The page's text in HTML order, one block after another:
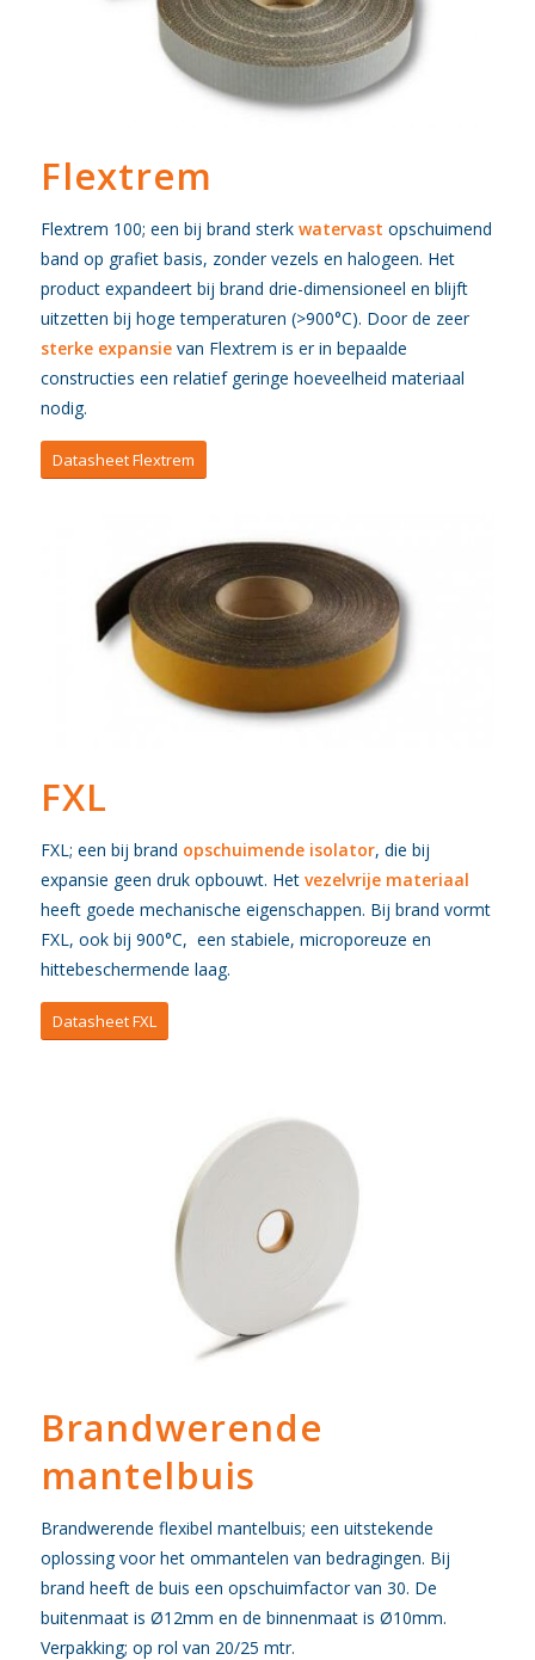
Flextrem
Flextrem 100; een bij brand sterk watervast opschuimend
band op grafiet basis, zonder vezels en halogeen. Het
product expandeert bij brand drie-dimensioneel en blijft
uitzetten bij hoge temperaturen (>900°C). Door de zeer
sterke expansievan Flextrem is er in bepaalde
constructies een relatief geringe hoeveelheid materiaal
nodig.
Datasheet Flextrem
FXL
FXL; een bij brand opschuimende isolator, die bij
expansie geen druk opbouwt. Het vezelvrije materiaal
heeft goede mechanische eigenschappen. Bij brand vormt
FXL, ook bij 900°C, een stabiele, microporeuze en
hittebeschermende laag.
Datasheet FXL
Brandwerende
mantelbuis
Brandwerende flexibel mantelbuis; een uitstekende
oplossing voor het ommantelen van bedragingen. Bij
brand heeft de buis een opschuimfactor van 30. De
buitenmaat is Ø12mm en de binnenmaat is Ø10mm.
Verpakking; op rol van 20/25 mtr.